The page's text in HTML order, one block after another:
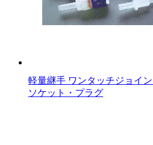
軽量継手 ワンタッチジョイ
ソケット・プラグ